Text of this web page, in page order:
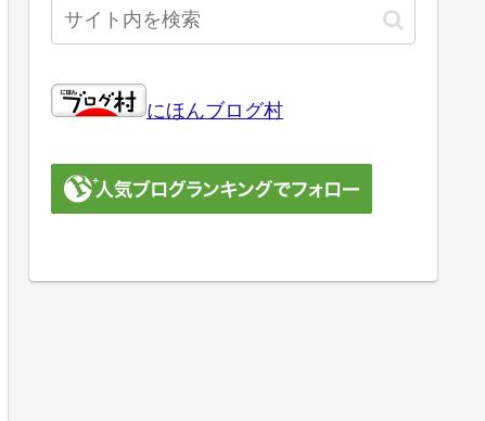
にほんブログ村